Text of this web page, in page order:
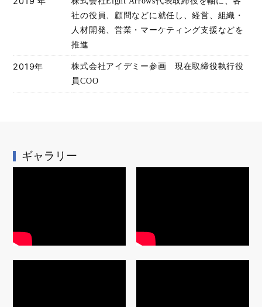
社の役員、顧問などに就任し、経営、組織・
人材開発、営業・マーケティング支援などを
推進
2019年
株式会社アイデミー参画 現在取締役執行役
員COO
ギャラリー